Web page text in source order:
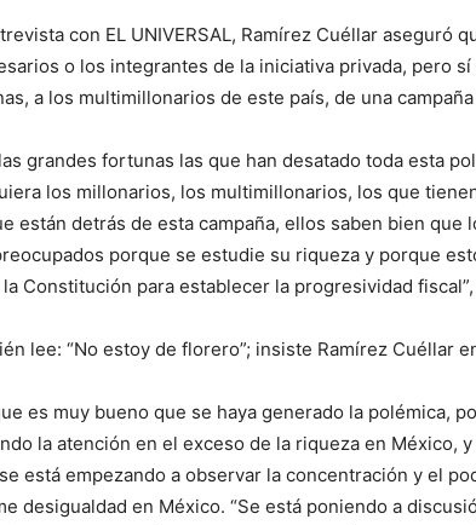
con EL UNIVERSAL, Ramírez Cuéllar aseguró
o los integrantes de la iniciativa privada, pero
a los multimillonarios de este país, de una
grandes fortunas las que han desatado toda esta
los millonarios, los multimillonarios, los que
están detrás de esta campaña, ellos saben bien
porque se estudie su riqueza y porque
la Constitución para establecer la progresividad
lee: “No estoy de florero”; insiste Ramírez Cuéllar
es muy bueno que se haya generado la polémica,
la atención en el exceso de la riqueza en México,
está empezando a observar la concentración y el
desigualdad en México. “Se está poniendo a